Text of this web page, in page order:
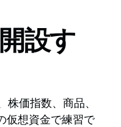
設す
価指数、商品、
仮想資金で練習で